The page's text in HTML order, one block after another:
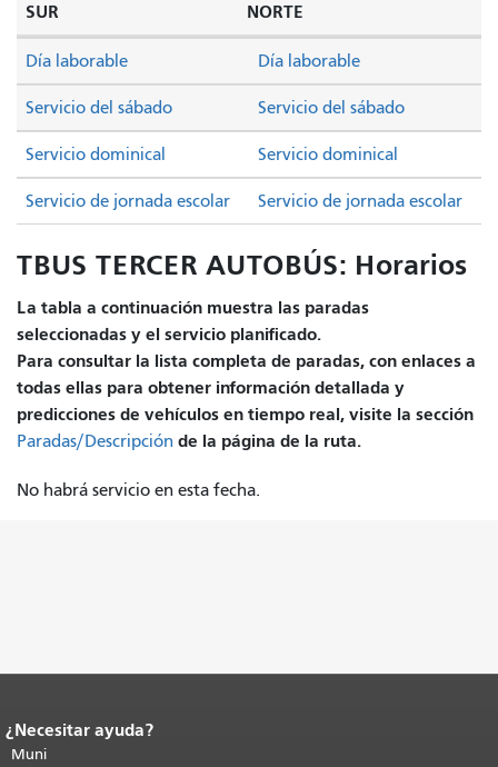
SUR NORTE
Servicio del sábado Servicio del sábado
Servicio dominical Servicio dominical
Día laborable Día laborable
Servicio de jornada escolar Servicio de jornada escolar
TBUS TERCER AUTOBÚS: Horarios
La tabla a continuación muestra las paradas
seleccionadas y el servicio planificado.
Para consultar la lista completa de paradas, con enlaces a
todas ellas para obtener información detallada y
predicciones de vehículos en tiempo real, visite la sección
Paradas/Descripción de la página de la ruta.
No habrá servicio en esta fecha.
Fin del contenido de la página.
de esta página se repite en todas las
¿Necesitar ayuda?
Muni